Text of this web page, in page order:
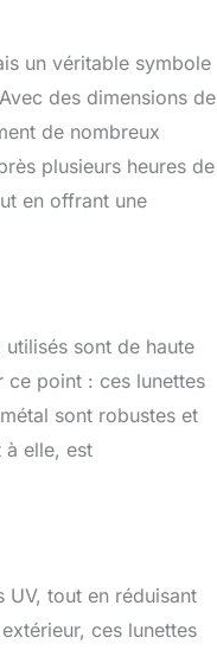
l'ensemble de
un véritable symbole
des dimensions de
de nombreux
plusieurs heures de
en offrant une
sont de haute
ce point : ces lunettes
sont robustes et
à elle, est
UV, tout en réduisant
ces lunettes